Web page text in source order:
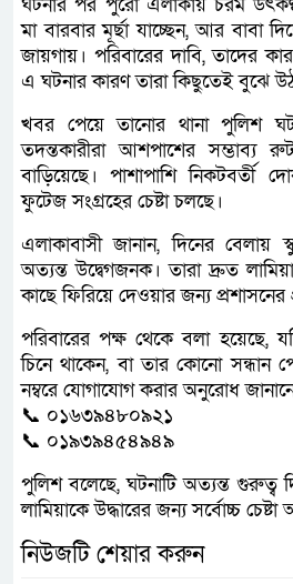
ঘটনার পর পুরো এলাকায় চরম
মা বারবার মূর্ছা যাচ্ছেন, আর বাবা
জায়গায়। পরিবারের দাবি, তাদের
এ ঘটনার কারণ তারা কিছুতেই বুঝে
খবর পেয়ে তানোর থানা পুলিশ
তদন্তকারীরা আশপাশের সম্ভাব্য
বাড়িয়েছে। পাশাপাশি নিকটবর্তী
ফুটেজ সংগ্রহের চেষ্টা চলছে।
এলাকাবাসী জানান, দিনের
অত্যন্ত উদ্বেগজনক। তারা দ্রুত
কাছে ফিরিয়ে দেওয়ার জন্য প্রশাসনের
পরিবারের পক্ষ থেকে বলা হয়েছে,
চিনে থাকেন, বা তার কোনো সন্ধান
নম্বরে যোগাযোগ করার অনুরোধ
📞 ০১৬৩৯৪৮০৯২১
📞 ০১৯৩৯৪৫৪৯৪৯
পুলিশ বলেছে, ঘটনাটি অত্যন্ত গুরুত্ব
লামিয়াকে উদ্ধারের জন্য সর্বোচ্চ
নিউজটি শেয়ার করুন